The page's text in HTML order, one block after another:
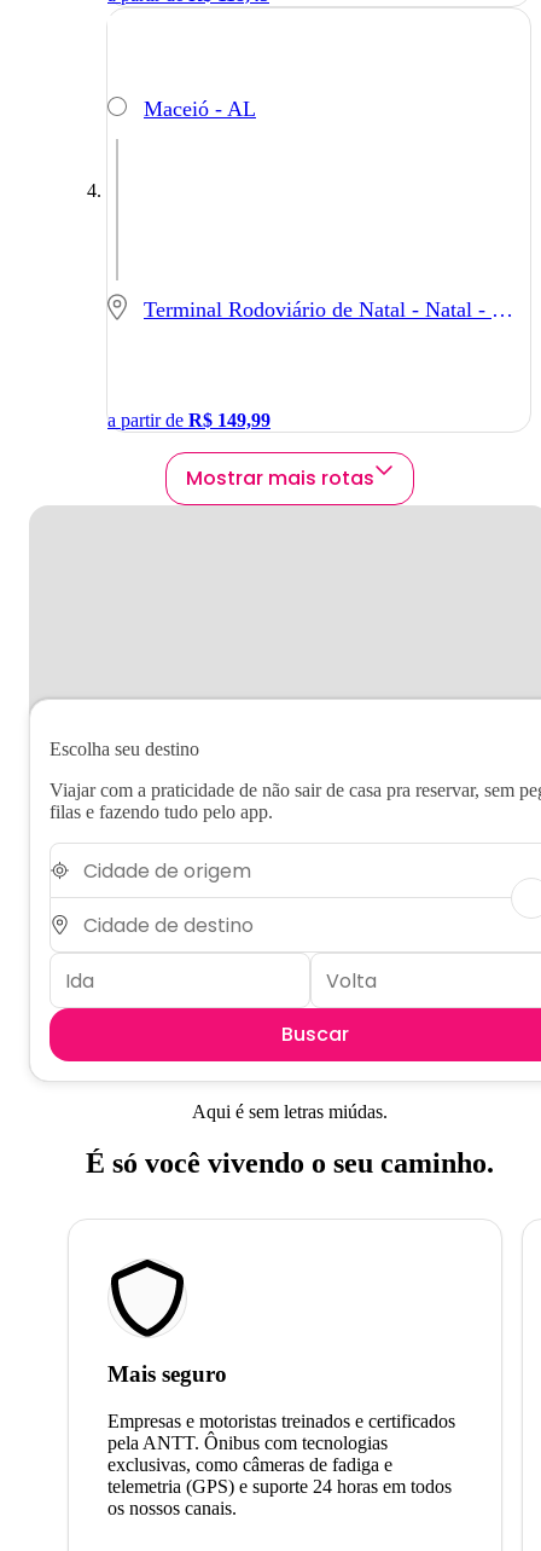
Maceió - AL
Terminal Rodoviário de Natal - Natal - RN
a partir de R$ 149,99
Mostrar mais rotas
Escolha seu destino
Viajar com a praticidade de não sair de casa pra reservar, sem
filas e fazendo tudo pelo app.
Buscar
Aqui é sem letras miúdas.
É só você vivendo o seu caminho.
Mais seguro
Empresas e motoristas treinados e certificados
pela ANTT. Ônibus com tecnologias
exclusivas, como câmeras de fadiga e
telemetria (GPS) e suporte 24 horas em todos
os nossos canais.